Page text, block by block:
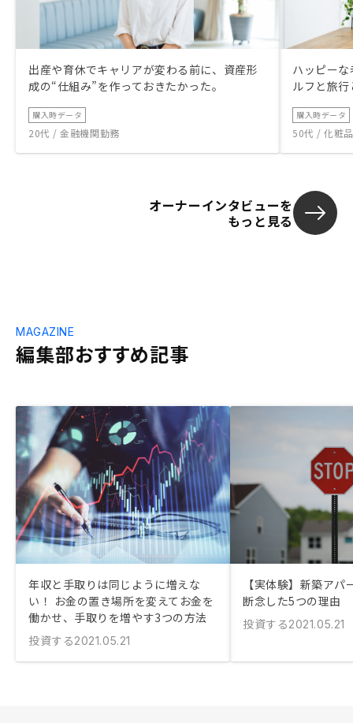
出産や育休でキャリアが変わる前に、資産形
成の“仕組み”を作っておきたかった。
購入時データ
20代 / 金融機関勤務
ハッピー
ルフと旅
購入時データ
50代 / 化粧
オーナーインタビューを
もっと見る
編集部おすすめ記事
MAGAZINE
年収と手取りは同じように増えな
い！ お金の置き場所を変えてお金を
働かせ、手取りを増やす3つの方法
投資する2021.05.21
【実体験】新築ア
断念した5つの理由
投資する2021.05.21